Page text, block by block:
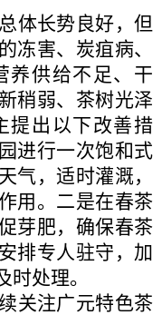
体长势良好，但
冻害、炭疽病、
养供给不足、干
稍弱、茶树光泽
提出以下改善措
进行一次饱和式
气，适时灌溉，
用。二是在春茶
芽肥，确保春茶
排专人驻守，加
处理。
关注广元特色茶